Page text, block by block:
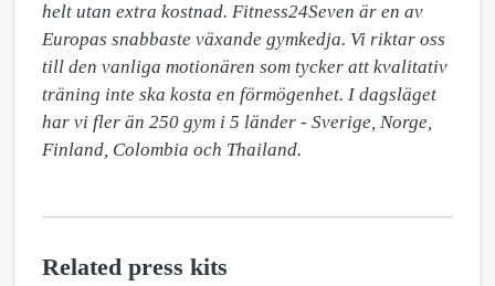
helt utan extra kostnad. Fitness24Seven är en av
Europas snabbaste växande gymkedja. Vi riktar oss
till den vanliga motionären som tycker att kvalitativ
träning inte ska kosta en förmögenhet. I dagsläget
har vi fler än 250 gym i 5 länder - Sverige, Norge,
Finland, Colombia och Thailand.
Related press kits